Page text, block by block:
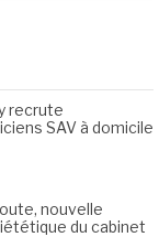
recrute
SAV à domicile
nouvelle
du cabinet